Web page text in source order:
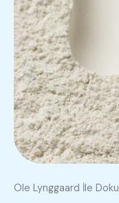
Ole Lynggaard İle